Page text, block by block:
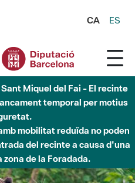
CA ES
Miquel del Fai - El recinte
temporal per motius
mobilitat reduïda no poden
del recinte a causa d'una
de la Foradada.